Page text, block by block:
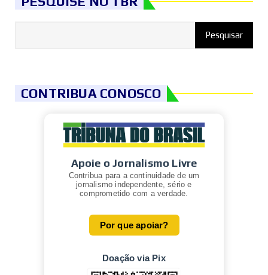
CONTRIBUA CONOSCO
Apoie o Jornalismo Livre
Contribua para a continuidade de um
jornalismo independente, sério e
comprometido com a verdade.
Por que apoiar?
Doação via Pix